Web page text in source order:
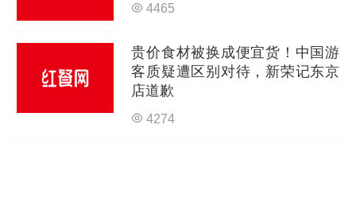
4465
贵价食材被换成便宜货！中国游
客质疑遭区别对待，新荣记东京
店道歉
4274